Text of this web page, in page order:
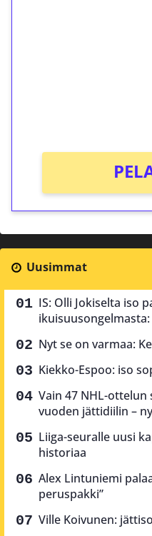
Uusimmat
IS: Olli Jokiselta iso
ikuisuusongelmasta:
Nyt se on varmaa:
Kiekko-Espoo: iso
Vain 47 NHL-
vuoden jättidiilin –
Liiga-seuralle uusi
historiaa
Alex Lintuniemi
peruspakki”
Ville Koivunen: